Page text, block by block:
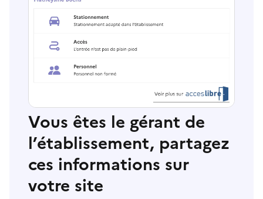
Vous êtes le gérant de
l’établissement, partagez
ces informations sur
votre site